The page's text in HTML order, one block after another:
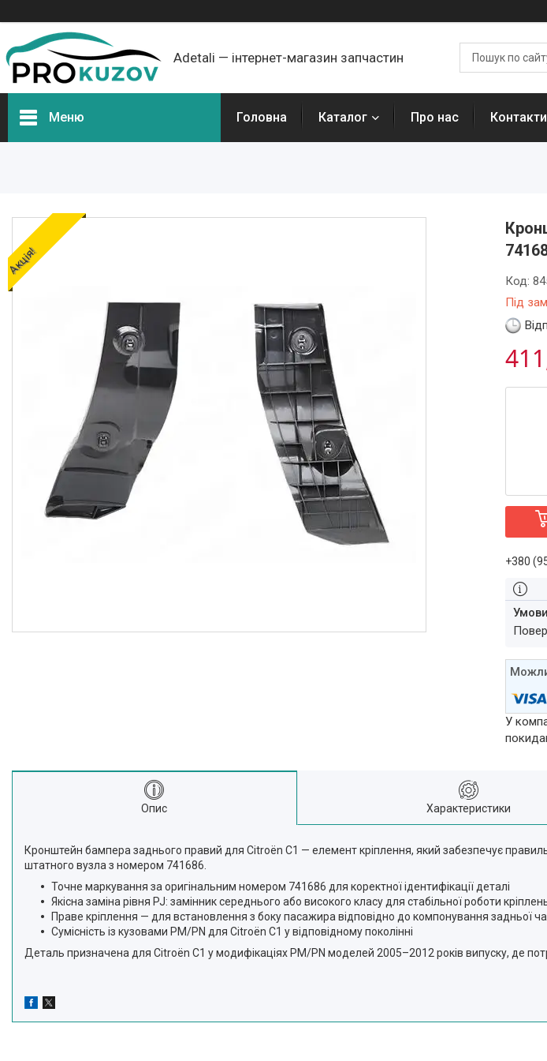
Adetali — інтернет-магазин запчастин
Меню
Відгуки
Головна Каталог Про нас Контакти
Акція!
Під
Код:
+380
У
Опис Характеристики
Кронштейн бампера заднього правий для Citroën C1 — елемент кріплення, який забезпечує
штатного вузла з номером 741686.
Точне маркування за оригінальним номером 741686 для коректної ідентифікації деталі
Якісна заміна рівня PJ: замінник середнього або високого класу для стабільної роботи
Праве кріплення — для встановлення з боку пасажира відповідно до компонування задньої
Сумісність із кузовами PM/PN для Citroën C1 у відповідному поколінні
Деталь призначена для Citroën C1 у модифікаціях PM/PN моделей 2005–2012 років випуску, де